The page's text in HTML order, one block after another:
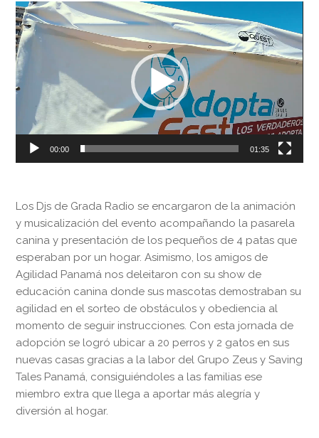
Reproductor
de
vídeo
00:00 01:35
Los Djs de Grada Radio se encargaron de la animación
y musicalización del evento acompañando la pasarela
canina y presentación de los pequeños de 4 patas que
esperaban por un hogar. Asimismo, los amigos de
Agilidad Panamá nos deleitaron con su show de
educación canina donde sus mascotas demostraban su
agilidad en el sorteo de obstáculos y obediencia al
momento de seguir instrucciones. Con esta jornada de
adopción se logró ubicar a 20 perros y 2 gatos en sus
nuevas casas gracias a la labor del Grupo Zeus y Saving
Tales Panamá, consiguiéndoles a las familias ese
miembro extra que llega a aportar más alegría y
diversión al hogar.